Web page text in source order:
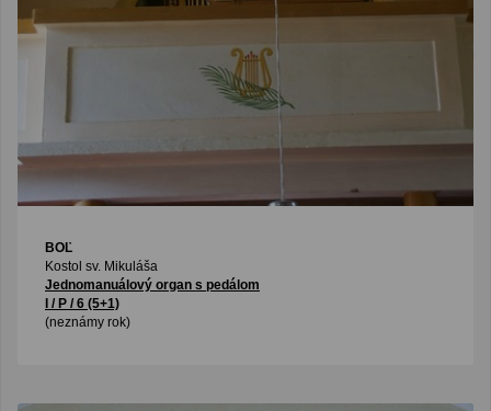
BOĽ
Kostol sv. Mikuláša
Jednomanuálový organ s pedálom
I / P / 6 (5+1)
(neznámy rok)